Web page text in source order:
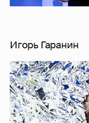
Игорь Гаранин